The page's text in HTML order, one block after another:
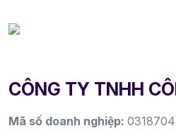
CÔNG TY TNHH
Mã số doanh nghiệp: